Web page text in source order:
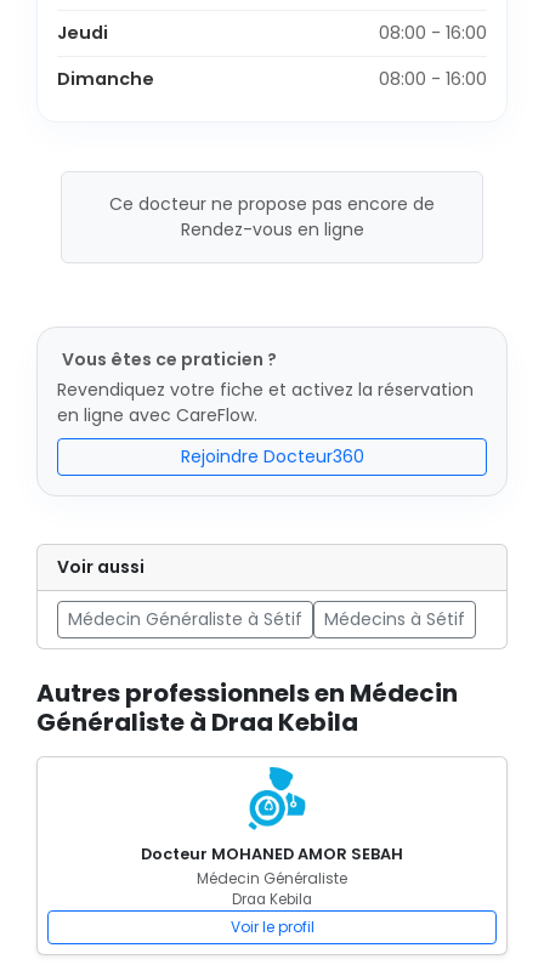
Jeudi
08:00 - 16:00
Dimanche
08:00 - 16:00
Ce docteur ne propose pas encore de
Rendez-vous en ligne
Vous êtes ce praticien ?
Revendiquez votre fiche et activez la réservation
en ligne avec CareFlow.
Rejoindre Docteur360
Voir aussi
Médecin Généraliste à Sétif Médecins à Sétif
Autres professionnels en Médecin
Généraliste à Draa Kebila
Docteur MOHANED AMOR SEBAH
Médecin Généraliste
Draa Kebila
Voir le profil